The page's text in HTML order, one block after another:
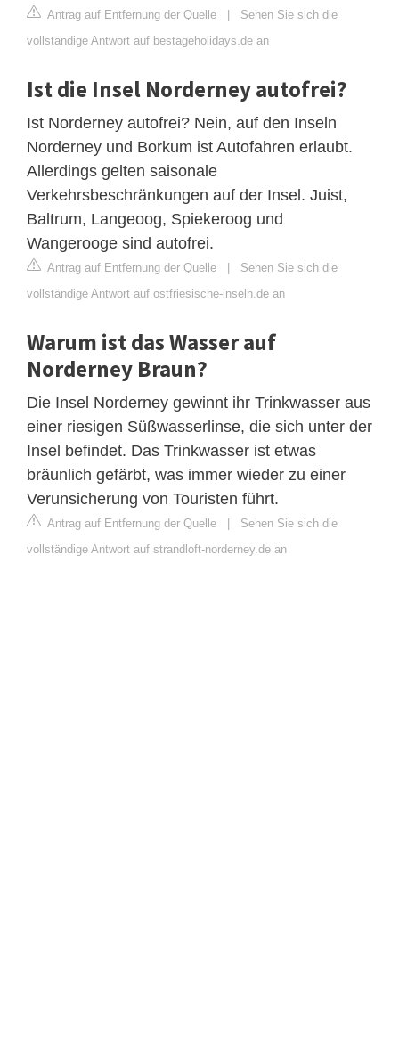
Antrag auf Entfernung der Quelle | Sehen Sie sich die
vollständige Antwort auf bestageholidays.de an
Ist die Insel Norderney autofrei?
Ist Norderney autofrei? Nein, auf den Inseln
Norderney und Borkum ist Autofahren erlaubt.
Allerdings gelten saisonale
Verkehrsbeschränkungen auf der Insel. Juist,
Baltrum, Langeoog, Spiekeroog und
Wangerooge sind autofrei.
Antrag auf Entfernung der Quelle | Sehen Sie sich die
vollständige Antwort auf ostfriesische-inseln.de an
Warum ist das Wasser auf
Norderney Braun?
Die Insel Norderney gewinnt ihr Trinkwasser aus
einer riesigen Süßwasserlinse, die sich unter der
Insel befindet. Das Trinkwasser ist etwas
bräunlich gefärbt, was immer wieder zu einer
Verunsicherung von Touristen führt.
Antrag auf Entfernung der Quelle | Sehen Sie sich die
vollständige Antwort auf strandloft-norderney.de an